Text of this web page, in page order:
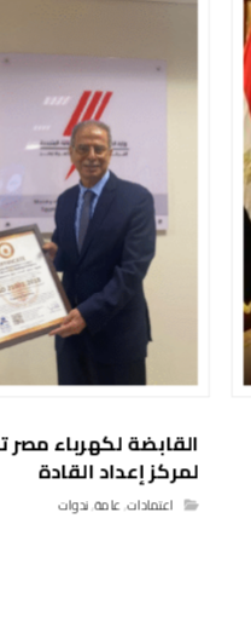
القابضة لكهرباء مصر
لمركز إعداد القادة
اعتمادات,عامة,ندوات